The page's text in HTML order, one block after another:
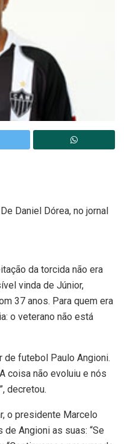
De Daniel Dórea, no jornal
da torcida não era
vinda de Júnior,
37 anos. Para quem era
o veterano não está
futebol Paulo Angioni.
coisa não evoluiu e nós
decretou.
o presidente Marcelo
Angioni as suas: “Se